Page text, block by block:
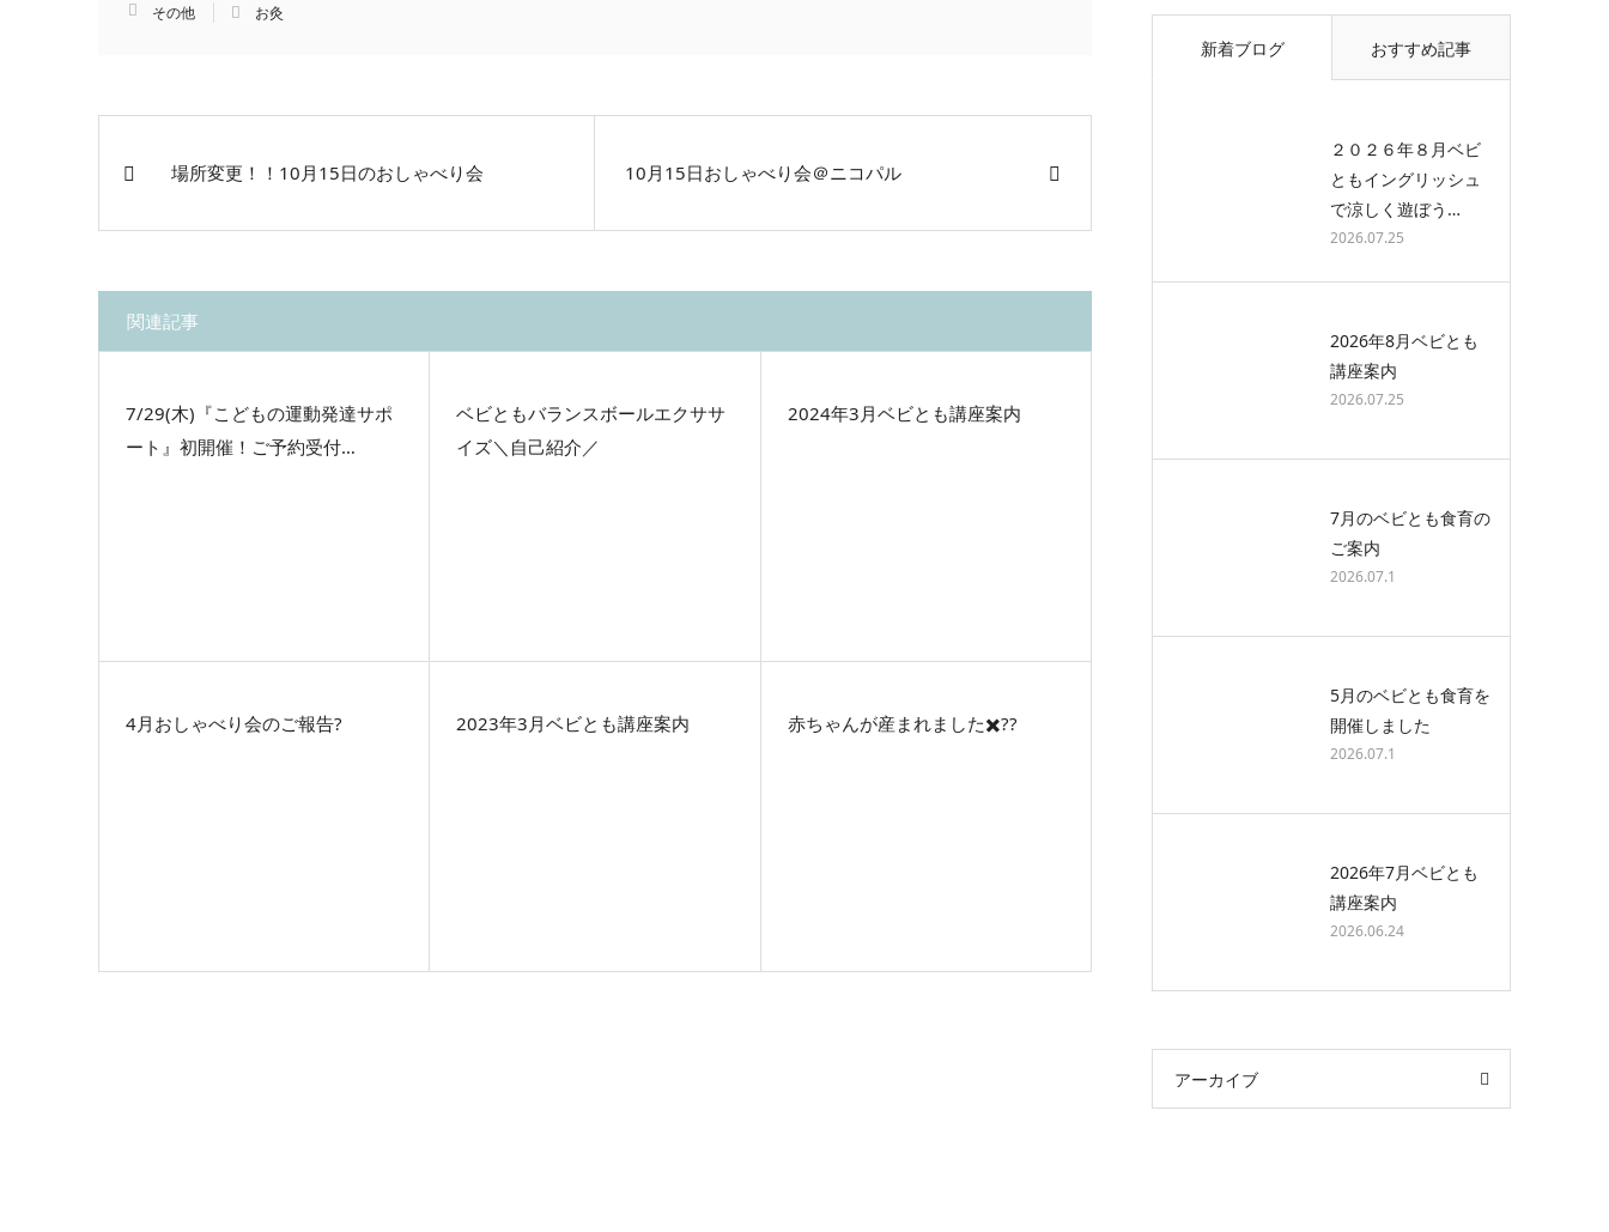
その他 お灸
場所変更！！10月15日のおしゃべり会 10月15日おしゃべり会＠ニコパル
関連記事
7/29(木)『こどもの運動発達サポ
ート』初開催！ご予約受付…
ベビともバランスボールエクササ
イズ＼自己紹介／
2024年3月ベビとも講座案内
4月おしゃべり会のご報告? 2023年3月ベビとも講座案内 赤ちゃんが産まれました✖️??
新着ブログ おすすめ記事
２０２６年８月ベビ
ともイングリッシュ
で涼しく遊ぼう…
2026.07.25
2026年8月ベビとも
講座案内
2026.07.25
7月のベビとも食育の
ご案内
2026.07.1
5月のベビとも食育を
開催しました
2026.07.1
2026年7月ベビとも
講座案内
2026.06.24
アーカイブ